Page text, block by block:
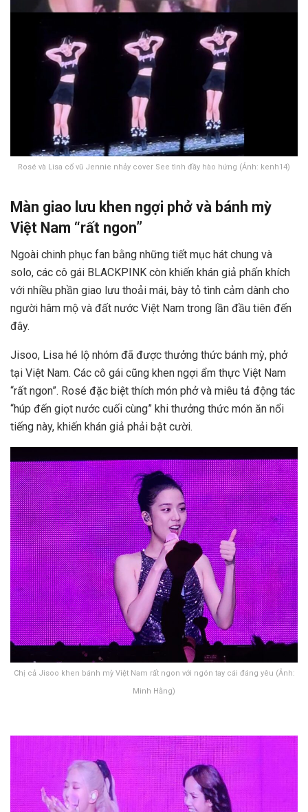
Rosé và Lisa cổ vũ Jennie nhảy cover See tình đầy hào hứng (Ảnh: kenh14)
Màn giao lưu khen ngợi phở và bánh mỳ
Việt Nam “rất ngon”
Ngoài chinh phục fan bằng những tiết mục hát chung và
solo, các cô gái BLACKPINK còn khiến khán giả phấn khích
với nhiều phần giao lưu thoải mái, bày tỏ tình cảm dành cho
người hâm mộ và đất nước Việt Nam trong lần đầu tiên đến
đây.
Jisoo, Lisa hé lộ nhóm đã được thưởng thức bánh mỳ, phở
tại Việt Nam. Các cô gái cũng khen ngợi ẩm thực Việt Nam
“rất ngon”. Rosé đặc biệt thích món phở và miêu tả động tác
“húp đến giọt nước cuối cùng” khi thưởng thức món ăn nổi
tiếng này, khiến khán giả phải bật cười.
Chị cả Jisoo khen bánh mỳ Việt Nam rất ngon với ngón tay cái đáng yêu (Ảnh:
Minh Hằng)